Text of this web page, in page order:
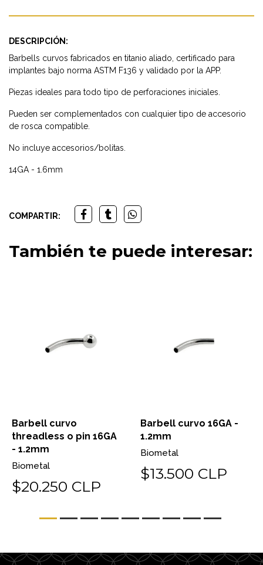
DESCRIPCIÓN:
Barbells curvos fabricados en titanio aliado, certificado para
implantes bajo norma ASTM F136 y validado por la APP.
Piezas ideales para todo tipo de perforaciones iniciales.
Pueden ser complementados con cualquier tipo de accesorio
de rosca compatible.
No incluye accesorios/bolitas.
14GA - 1.6mm
COMPARTIR:
También te puede interesar:
Barbell curvo
threadless o pin 16GA
- 1.2mm
Biometal
$20.250 CLP
Barbell curvo 16GA -
1.2mm
Biometal
$13.500 CLP